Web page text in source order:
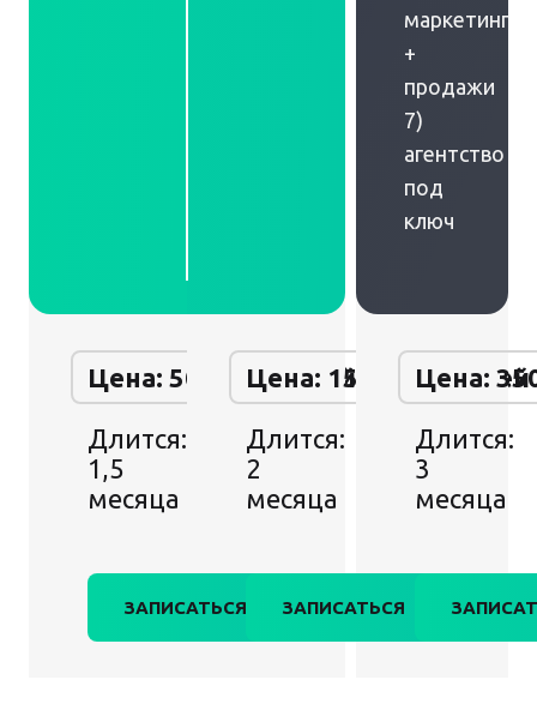
Цена: 50 000 рублей
Длится:
1,5
месяца
ЗАПИСАТЬСЯ
Цена: 150 000 рублей
Длится:
2
месяца
ЗАПИСАТЬСЯ
маркетинг
+
продажи
7)
агентство
под
ключ
Цена:
Длится:
3
месяца